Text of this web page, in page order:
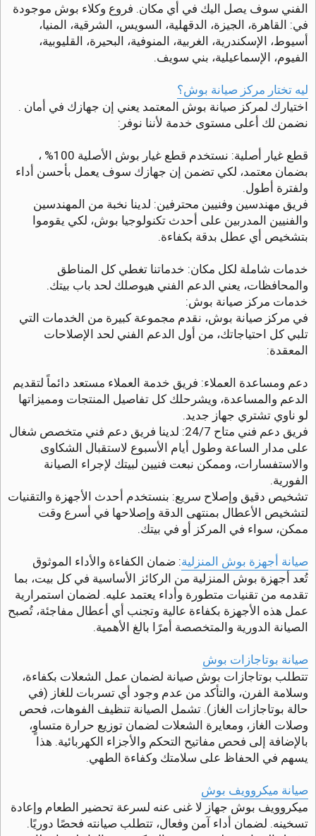
الفني سوف يصل اليك في أي مكان. فروع وكلاء بوش موجودة
في: القاهرة، الجيزة، الدقهلية، السويس، الشرقية، المنيا،
أسيوط، الإسكندرية، الغربية، المنوفية، البحيرة، القليوبية،
الفيوم، الإسماعيلية، بني سويف.
ليه تختار مركز صيانة بوش؟
اختيارك لمركز صيانة بوش المعتمد يعني إن جهازك في أمان .
نضمن لك أعلى مستوى خدمة لأننا نوفر:
قطع غيار أصلية: نستخدم قطع غيار بوش الأصلية 100% ،
بضمان معتمد، لكي تضمن إن جهازك سوف يعمل بأحسن أداء
ولفترة أطول.
فريق مهندسين وفنيين محترفين: لدينا نخبة من المهندسين
والفنيين المدربين على أحدث تكنولوجيا بوش، لكي يقوموا
بتشخيص أي عطل بدقة بكفاءة.
خدمات شاملة لكل مكان: خدماتنا تغطي كل المناطق
والمحافظات، يعني الدعم الفني هيوصلك لحد باب بيتك.
خدمات مركز صيانة بوش:
في مركز صيانة بوش، نقدم مجموعة كبيرة من الخدمات التي
تلبي كل احتياجاتك، من أول الدعم الفني لحد الإصلاحات
المعقدة:
دعم ومساعدة العملاء: فريق خدمة العملاء مستعد دائماً لتقديم
الدعم والمساعدة، ويشرحلك كل تفاصيل المنتجات ومميزاتها
لو ناوي تشتري جهاز جديد.
فريق دعم فني متاح 24/7: لدينا فريق دعم فني متخصص شغال
على مدار الساعة وطول أيام الأسبوع لاستقبال الشكاوى
والاستفسارات، وممكن نبعت فنيين لبيتك لإجراء الصيانة
الفورية.
تشخيص دقيق وإصلاح سريع: بنستخدم أحدث الأجهزة والتقنيات
لتشخيص الأعطال بمنتهى الدقة وإصلاحها في أسرع وقت
ممكن، سواء في المركز أو في بيتك.
صيانة أجهزة بوش المنزلية: ضمان الكفاءة والأداء الموثوق
تُعد أجهزة بوش المنزلية من الركائز الأساسية في كل بيت، بما
تقدمه من تقنيات متطورة وأداء يعتمد عليه. لضمان استمرارية
عمل هذه الأجهزة بكفاءة عالية وتجنب أي أعطال مفاجئة، تُصبح
الصيانة الدورية والمتخصصة أمرًا بالغ الأهمية.
صيانة بوتاجازات بوش
تتطلب بوتاجازات بوش صيانة لضمان عمل الشعلات بكفاءة،
وسلامة الفرن، والتأكد من عدم وجود أي تسربات للغاز (في
حالة بوتاجازات الغاز). تشمل الصيانة تنظيف الفوهات، فحص
وصلات الغاز، ومعايرة الشعلات لضمان توزيع حرارة متساوٍ،
بالإضافة إلى فحص مفاتيح التحكم والأجزاء الكهربائية. هذا
يسهم في الحفاظ على سلامتك وكفاءة الطهي.
صيانة ميكروويف بوش
ميكروويف بوش جهاز لا غنى عنه لسرعة تحضير الطعام وإعادة
تسخينه. لضمان أداء آمن وفعال، تتطلب صيانته فحصًا دوريًا.